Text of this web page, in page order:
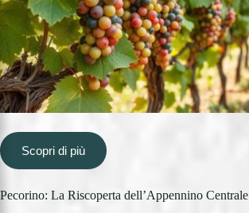
Scopri di più
Pecorino: La Riscoperta dell’Appennino Centrale